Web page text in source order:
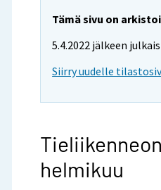
Tämä sivu on
5.4.2022 jälkeen
Siirry uudelle
helmikuu